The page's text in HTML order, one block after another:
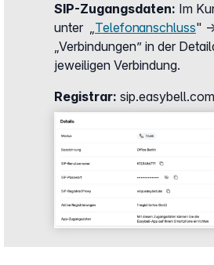
Show larger version
SIP-Zugangsdaten: Im
unter „Telefonanschluss"
„Verbindungen” in der
jeweiligen Verbindung.
Registrar: sip.easybell.com